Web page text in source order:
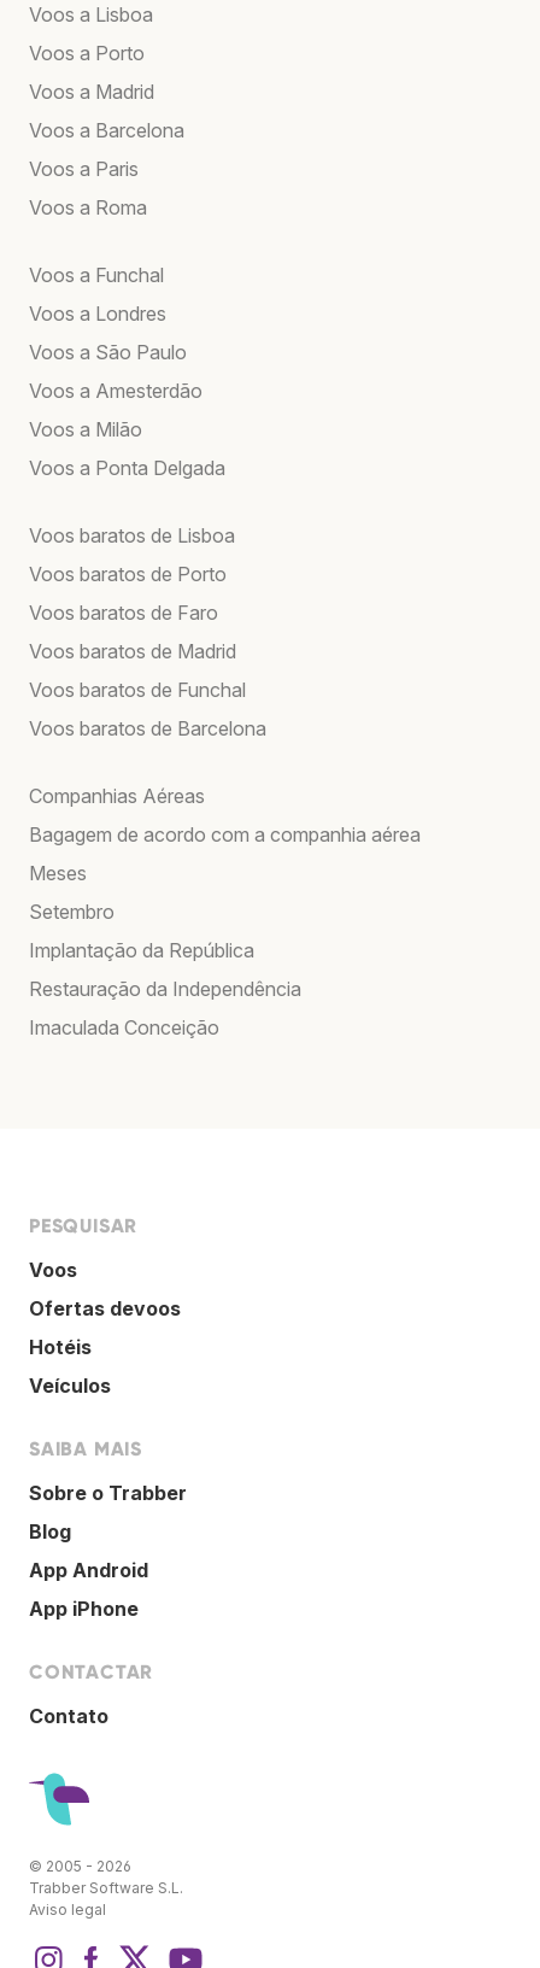
Voos a Lisboa
Voos a Porto
Voos a Madrid
Voos a Barcelona
Voos a Paris
Voos a Roma
Voos a Funchal
Voos a Londres
Voos a São Paulo
Voos a Amesterdão
Voos a Milão
Voos a Ponta Delgada
Voos baratos de Lisboa
Voos baratos de Porto
Voos baratos de Faro
Voos baratos de Madrid
Voos baratos de Funchal
Voos baratos de Barcelona
Companhias Aéreas
Bagagem de acordo com a companhia aérea
Meses
Setembro
Implantação da República
Restauração da Independência
Imaculada Conceição
PESQUISAR
Voos
Ofertas devoos
Hotéis
Veículos
SAIBA MAIS
Sobre o Trabber
Blog
App Android
App iPhone
CONTACTAR
Contato
© 2005 - 2026
Trabber Software S.L.
Aviso legal